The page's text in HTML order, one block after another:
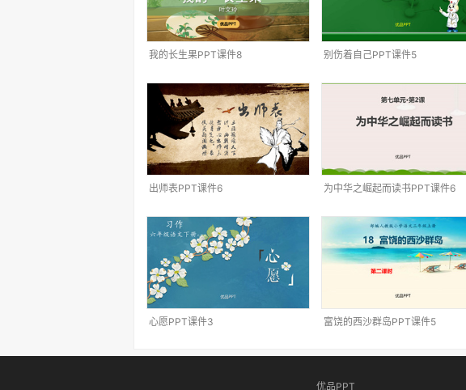
我的长生果PPT课件8 别伤着自己PPT课件5
出师表PPT课件6 为中华之崛起而读书PPT课件6
心愿PPT课件3 富饶的西沙群岛PPT课件5
优品PPT